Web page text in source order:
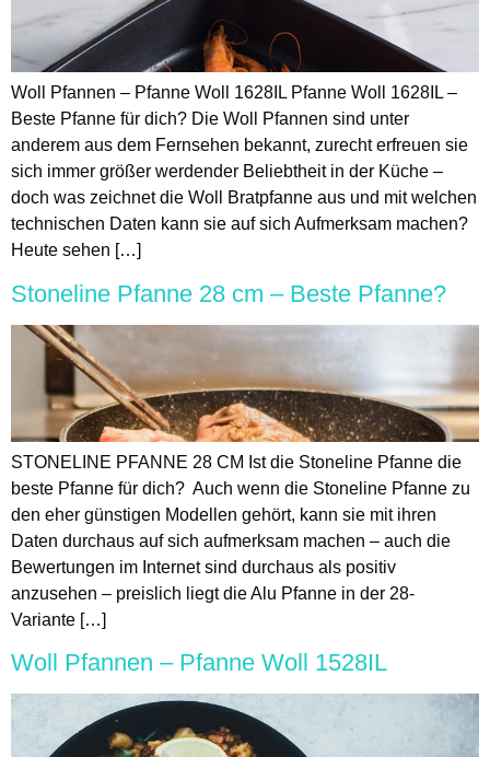
Woll Pfannen – Pfanne Woll 1628IL Pfanne Woll 1628IL –
Beste Pfanne für dich? Die Woll Pfannen sind unter
anderem aus dem Fernsehen bekannt, zurecht erfreuen sie
sich immer größer werdender Beliebtheit in der Küche –
doch was zeichnet die Woll Bratpfanne aus und mit welchen
technischen Daten kann sie auf sich Aufmerksam machen?
Heute sehen […]
Stoneline Pfanne 28 cm – Beste Pfanne?
STONELINE PFANNE 28 CM Ist die Stoneline Pfanne die
beste Pfanne für dich? Auch wenn die Stoneline Pfanne zu
den eher günstigen Modellen gehört, kann sie mit ihren
Daten durchaus auf sich aufmerksam machen – auch die
Bewertungen im Internet sind durchaus als positiv
anzusehen – preislich liegt die Alu Pfanne in der 28-
Variante […]
Woll Pfannen – Pfanne Woll 1528IL